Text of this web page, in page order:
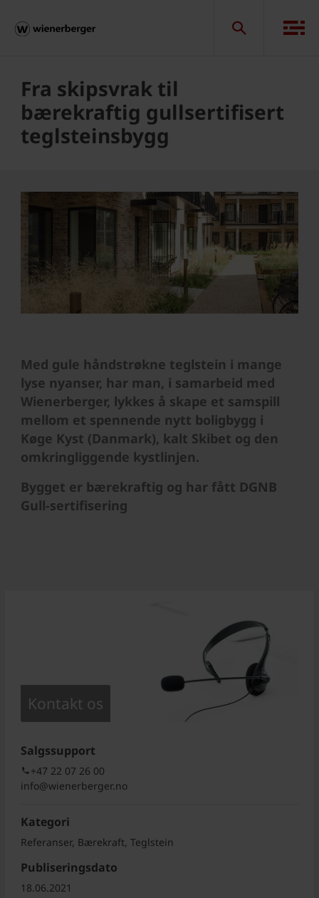
Fra skipsvrak til
bærekraftig gullsertifisert
teglsteinsbygg
Med gule håndstrøkne teglstein i mange
lyse nyanser, har man, i samarbeid med
Wienerberger, lykkes å skape et samspill
mellom et spennende nytt boligbygg i
Køge Kyst (Danmark), kalt Skibet og den
omkringliggende kystlinjen.
Bygget er bærekraftig og har fått DGNB
Gull-sertifisering
Kontakt os
Salgssupport
+47 22 07 26 00
info@wienerberger.no
Kategori
Referanser, Bærekraft, Teglstein
Publiseringsdato
18.06.2021